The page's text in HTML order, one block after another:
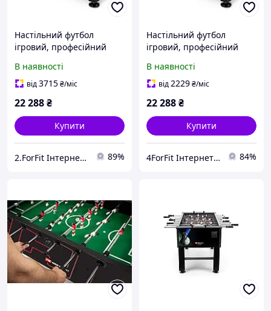
Настільний футбол
ігровий, професійний
бару і залів розваг для
квартири та офісу, для
В наявності
від3715₴/міс
22 288₴
Купити
2.ForFit Інтернет-магазин спортивних товарів 89%
Настільний футбол
ігровий, професійний
бару і залів розваг
лучшая цена с быстрой
В наявності
від2229₴/міс
22 288₴
Купити
4ForFit Інтернет-магазин спортивних товарів 84%